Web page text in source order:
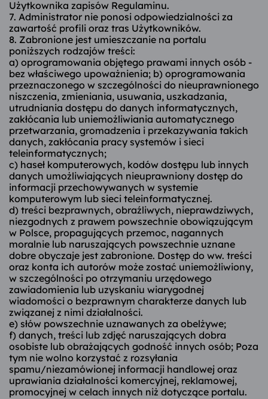
Użytkownika zapisów Regulaminu.
7. Administrator nie ponosi odpowiedzialności za
zawartość profili oraz tras Użytkowników.
8. Zabronione jest umieszczanie na portalu
poniższych rodzajów treści:
a) oprogramowania objętego prawami innych osób -
bez właściwego upoważnienia; b) oprogramowania
przeznaczonego w szczególności do nieuprawnionego
niszczenia, zmieniania, usuwania, uszkadzania,
utrudniania dostępu do danych informatycznych,
zakłócania lub uniemożliwiania automatycznego
przetwarzania, gromadzenia i przekazywania takich
danych, zakłócania pracy systemów i sieci
teleinformatycznych;
c) haseł komputerowych, kodów dostępu lub innych
danych umożliwiających nieuprawniony dostęp do
informacji przechowywanych w systemie
komputerowym lub sieci teleinformatycznej.
d) treści bezprawnych, obraźliwych, nieprawdziwych,
niezgodnych z prawem powszechnie obowiązującym
w Polsce, propagujących przemoc, nagannych
moralnie lub naruszających powszechnie uznane
dobre obyczaje jest zabronione. Dostęp do ww. treści
oraz konta ich autorów może zostać uniemożliwiony,
w szczególności po otrzymaniu urzędowego
zawiadomienia lub uzyskaniu wiarygodnej
wiadomości o bezprawnym charakterze danych lub
związanej z nimi działalności.
e) słów powszechnie uznawanych za obelżywe;
f) danych, treści lub zdjęć naruszających dobra
osobiste lub obrażających godność innych osób; Poza
tym nie wolno korzystać z rozsyłania
spamu/niezamówionej informacji handlowej oraz
uprawiania działalności komercyjnej, reklamowej,
promocyjnej w celach innych niż dotyczące portalu.